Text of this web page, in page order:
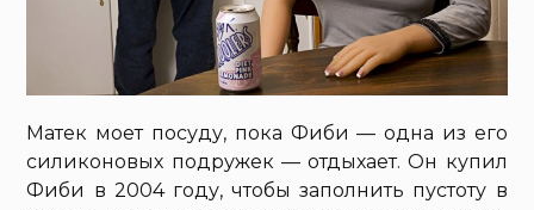
Матек моет посуду, пока Фиби — одна из его
силиконовых подружек — отдыхает. Он купил
Фиби в 2004 году, чтобы заполнить пустоту в